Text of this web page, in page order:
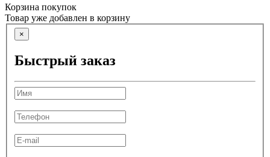
Корзина покупок
Товар уже добавлен в корзину
×
Быстрый заказ